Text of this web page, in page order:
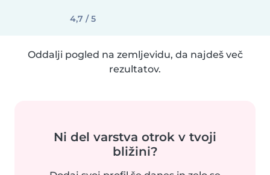
4,7 / 5
Oddalji pogled na zemljevidu, da najdeš več
rezultatov.
Ni del varstva otrok v tvoji
bližini?